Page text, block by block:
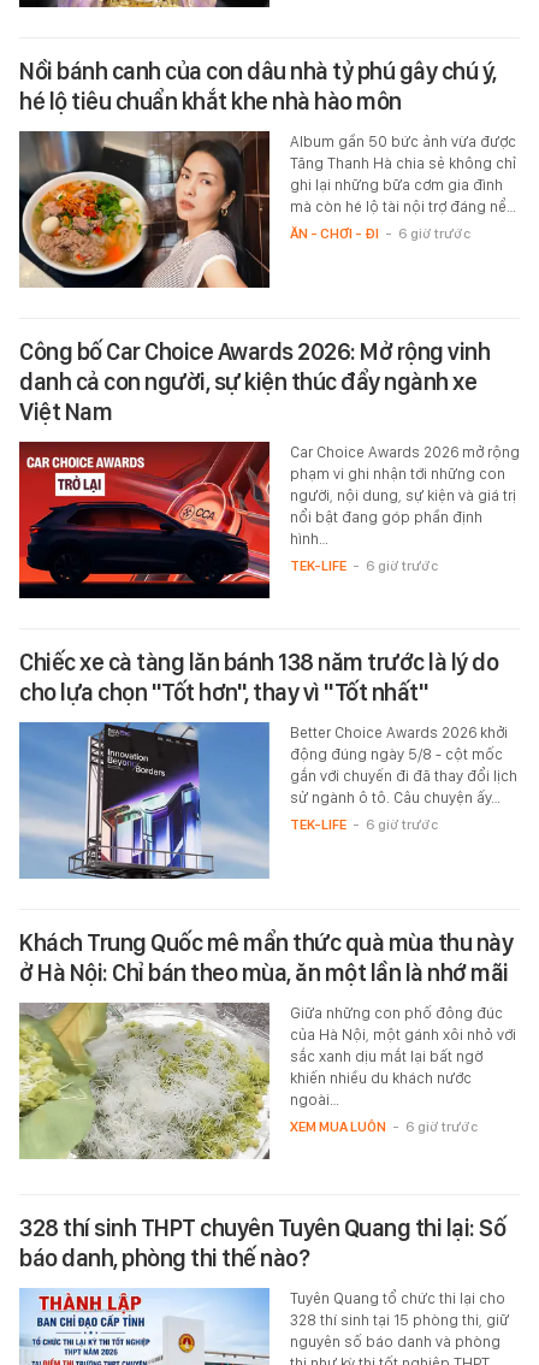
Nồi bánh canh của con dâu nhà tỷ phú gây chú ý,
hé lộ tiêu chuẩn khắt khe nhà hào môn
Album gần 50 bức ảnh vừa được
Tăng Thanh Hà chia sẻ không chỉ
ghi lại những bữa cơm gia đình
mà còn hé lộ tài nội trợ đáng nể…
ĂN - CHƠI - ĐI - 6 giờ trước
Công bố Car Choice Awards 2026: Mở rộng vinh
danh cả con người, sự kiện thúc đẩy ngành xe
Việt Nam
Car Choice Awards 2026 mở rộng
phạm vi ghi nhận tới những con
người, nội dung, sự kiện và giá trị
nổi bật đang góp phần định
hình…
TEK-LIFE - 6 giờ trước
Chiếc xe cà tàng lăn bánh 138 năm trước là lý do
cho lựa chọn "Tốt hơn", thay vì "Tốt nhất"
Better Choice Awards 2026 khởi
động đúng ngày 5/8 - cột mốc
gắn với chuyến đi đã thay đổi lịch
sử ngành ô tô. Câu chuyện ấy…
TEK-LIFE - 6 giờ trước
Khách Trung Quốc mê mẩn thức quà mùa thu này
ở Hà Nội: Chỉ bán theo mùa, ăn một lần là nhớ mãi
Giữa những con phố đông đúc
của Hà Nội, một gánh xôi nhỏ với
sắc xanh dịu mắt lại bất ngờ
khiến nhiều du khách nước
ngoài…
XEM MUA LUÔN - 6 giờ trước
328 thí sinh THPT chuyên Tuyên Quang thi lại: Số
báo danh, phòng thi thế nào?
Tuyên Quang tổ chức thi lại cho
328 thí sinh tại 15 phòng thi, giữ
nguyên số báo danh và phòng